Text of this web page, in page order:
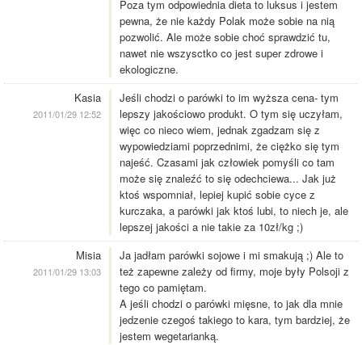
Poza tym odpowiednia dieta to luksus i jestem
pewna, że nie każdy Polak może sobie na nią
pozwolić. Ale może sobie choć sprawdzić tu,
nawet nie wszysctko co jest super zdrowe i
ekologiczne.
Kasia
2011/01/29 12:52
Jeśli chodzi o parówki to im wyższa cena- tym
lepszy jakościowo produkt. O tym się uczyłam,
więc co nieco wiem, jednak zgadzam się z
wypowiedziami poprzednimi, że ciężko się tym
najeść. Czasami jak człowiek pomyśli co tam
może się znaleźć to się odechciewa... Jak już
ktoś wspomniał, lepiej kupić sobie cyce z
kurczaka, a parówki jak ktoś lubi, to niech je, ale
lepszej jakości a nie takie za 10zł/kg ;)
Misia
2011/01/29 13:03
Ja jadłam parówki sojowe i mi smakują ;) Ale to
też zapewne zależy od firmy, moje były Polsoji z
tego co pamiętam.
A jeśli chodzi o parówki mięsne, to jak dla mnie
jedzenie czegoś takiego to kara, tym bardziej, że
jestem wegetarianką.